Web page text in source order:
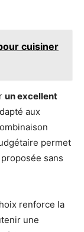
cuisiner
un excellent
aux
permet
sans
renforce la
une